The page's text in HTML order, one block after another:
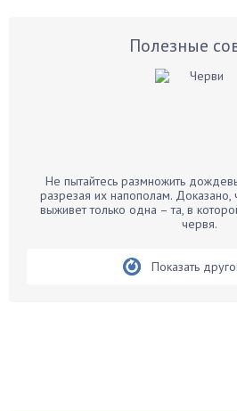
Бархатцы
Бегония
Полезные
Не пытайтесь размножить
разрезая их напополам. Доказано,
выживет только одна – та, в
червя.
Показать